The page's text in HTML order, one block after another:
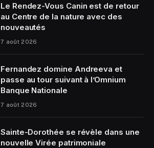
Le Rendez-Vous Canin est de retour
au Centre de la nature avec des
nouveautés
7 août 2026
Fernandez domine Andreeva et
passe au tour suivant à l’Omnium
Banque Nationale
7 août 2026
Sainte-Dorothée se révèle dans une
nouvelle Virée patrimoniale